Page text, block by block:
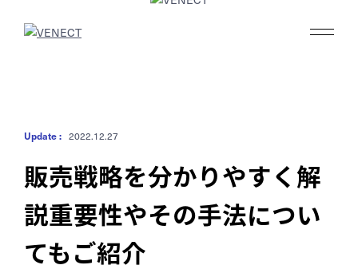
事業内容
実績
ブログ
Update : 2022.12.27
販売戦略を分かりやすく解
説重要性やその手法につい
てもご紹介